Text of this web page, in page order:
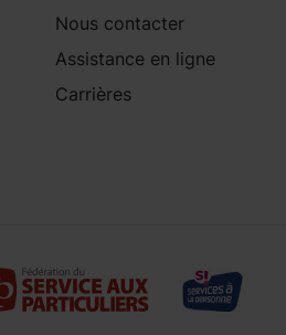
Nous contacter
Assistance en ligne
Carrières